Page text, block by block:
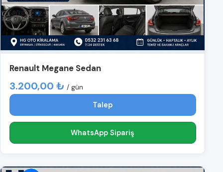
Renault Megane Sedan
3.200,00 ₺ / gün
Talep
WhatsApp Sipariş